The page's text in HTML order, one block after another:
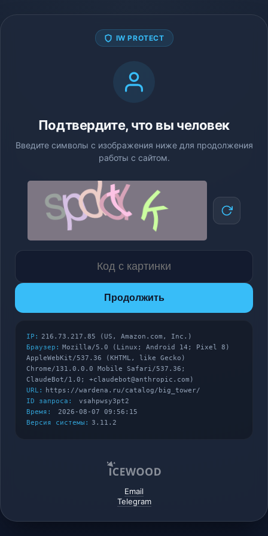
IW PROTECT
Подтвердите, что вы человек
Введите символы с изображения ниже для продолжения
работы с сайтом.
Продолжить
IP: 216.73.217.85 (US, Amazon.com, Inc.)
Браузер: Mozilla/5.0 (Linux; Android 14; Pixel 8)
AppleWebKit/537.36 (KHTML, like Gecko)
Chrome/131.0.0.0 Mobile Safari/537.36;
ClaudeBot/1.0; +claudebot@anthropic.com)
URL:
https://wardena.ru/catalog/big_tower/
ID запроса:
vsahpwsy3pt2
Время:
2026-08-07 09:56:15
Версия системы: 3.11.2
Email
Telegram